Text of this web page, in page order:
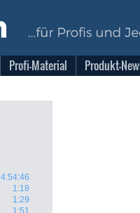
Profi-Material Produkt-
4:54:46
1:18
1:29
1:51